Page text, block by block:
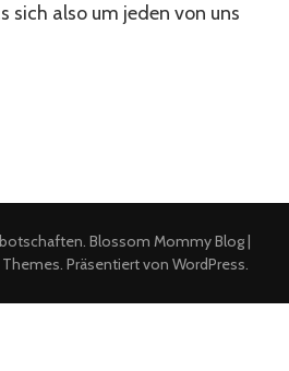
sich also um jeden von uns
. Blossom Mommy Blog |
. Präsentiert von WordPress.